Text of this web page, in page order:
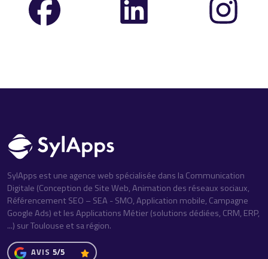
SylApps est une agence web spécialisée dans la Communication
Digitale (Conception de Site Web, Animation des réseaux sociaux,
Référencement SEO – SEA - SMO, Application mobile, Campagne
Google Ads) et les Applications Métier (solutions dédiées, CRM, ERP,
...) sur Toulouse et sa région.
AVIS 5/5